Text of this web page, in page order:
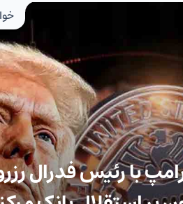
با رئیس فدرال